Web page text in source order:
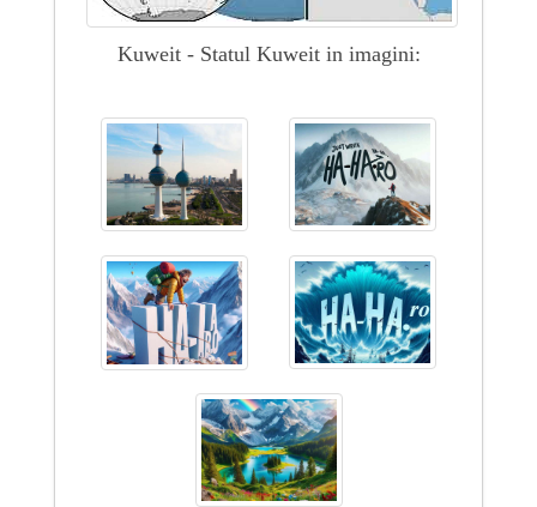
Kuweit - Statul Kuweit in imagini: